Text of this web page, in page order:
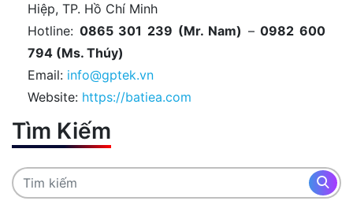
Hiệp, TP. Hồ Chí Minh
Hotline: 0865 301 239 (Mr. Nam) –0982 600
794 (Ms. Thúy)
Email: info@gptek.vn
Website: https://batiea.com
Tìm Kiếm